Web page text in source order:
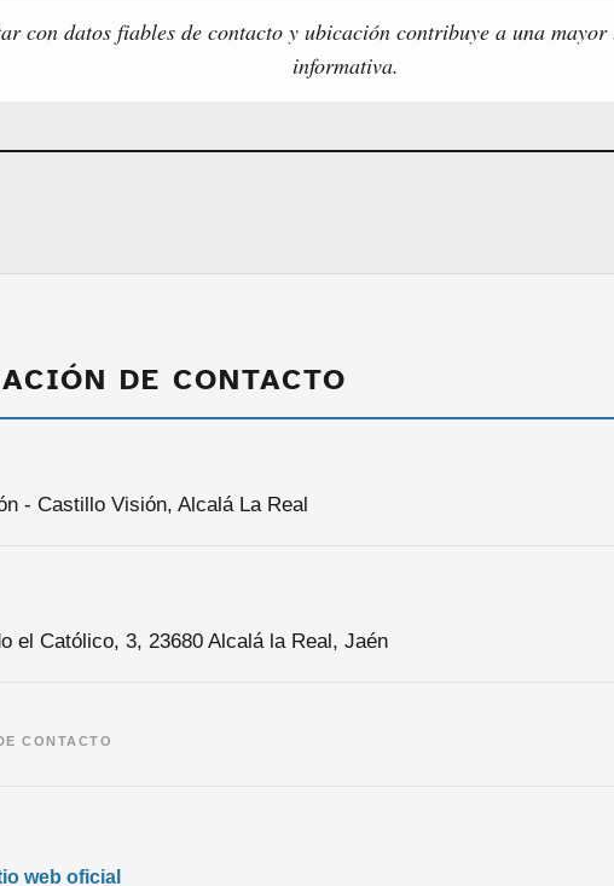
con datos fiables de contacto y ubicación contribuye a una mayor
informativa.
DE CONTACTO
- Castillo Visión, Alcalá La Real
el Católico, 3, 23680 Alcalá la Real, Jaén
CONTACTO